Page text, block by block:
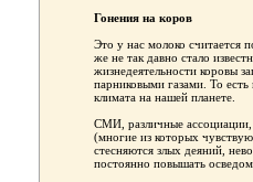
Гонения на коров
Это у нас молоко считается
же не так давно стало
жизнедеятельности коровы
парниковыми газами. То
климата на нашей планете.
СМИ, различные
(многие из которых
стесняются злых деяний,
постоянно повышать